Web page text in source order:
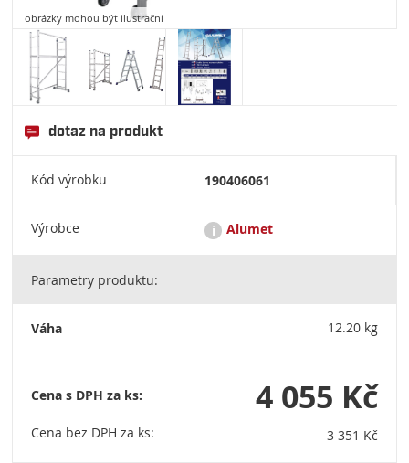
obrázky mohou být ilustrační
dotaz na produkt
Kód výrobku 190406061
Výrobce i Alumet
Address: 141825 Russian Federation, Moscow Oblast, Dmitrov,
Parametry produktu:
Váha 12.20 kg
Cena s DPH za ks:
Cena bez DPH za ks:
4 055 Kč
3 351 Kč